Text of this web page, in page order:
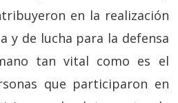
en la realización
y de lucha para la defensa
tan vital como es el
que participaron en